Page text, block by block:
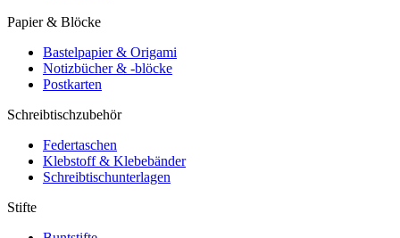
Papier & Blöcke
Bastelpapier & Origami
Notizbücher & -blöcke
Postkarten
Schreibtischzubehör
Federtaschen
Klebstoff & Klebebänder
Schreibtischunterlagen
Stifte